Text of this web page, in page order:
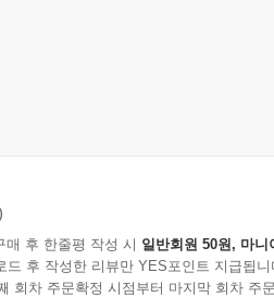
매 후 한줄평 작성 시 일반회원 50원, 마니
드 후 작성한 리뷰만 YES포인트 지급됩니
회차 주문확정 시점부터 마지막 회차 주